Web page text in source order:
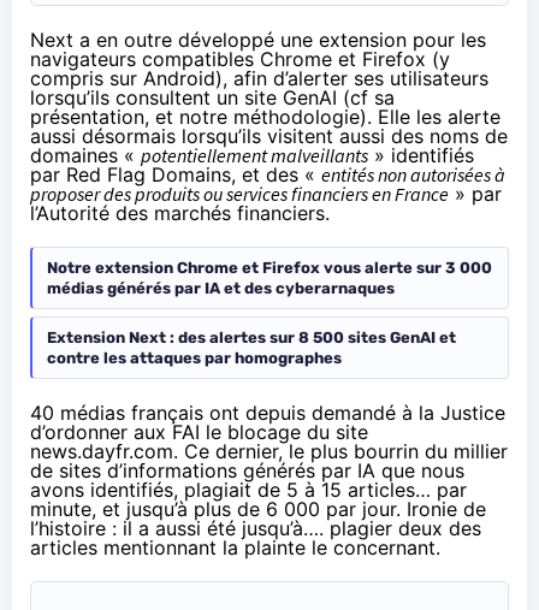
Next a en outre développé une extension pour les
navigateurs compatibles Chrome et Firefox (y
compris sur Android), afin d’alerter ses utilisateurs
lorsqu’ils consultent un site GenAI (cf sa
présentation, et notre méthodologie). Elle les alerte
aussi désormais lorsqu’ils visitent aussi des noms de
domaines « potentiellement malveillants » identifiés
par Red Flag Domains, et des « entités non autorisées à
proposer des produits ou services financiers en France » par
l’Autorité des marchés financiers.
Notre extension Chrome et Firefox vous alerte sur 3 000
médias générés par IA et des cyberarnaques
Extension Next : des alertes sur 8 500 sites GenAI et
contre les attaques par homographes
40 médias français ont depuis demandé à la Justice
d’ordonner aux FAI le blocage du site
news.dayfr.com. Ce dernier, le plus bourrin du millier
de sites d’informations générés par IA que nous
avons identifiés, plagiait de 5 à 15 articles… par
minute, et jusqu’à plus de 6 000 par jour. Ironie de
l’histoire : il a aussi été jusqu’à…. plagier deux des
articles mentionnant la plainte le concernant.